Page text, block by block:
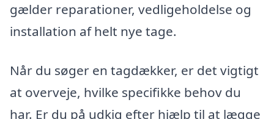
gælder reparationer, vedligeholdelse og
installation af helt nye tage.
Når du søger en tagdækker, er det vigtigt
at overveje, hvilke specifikke behov du
har. Er du på udkig efter hjælp til at lægge